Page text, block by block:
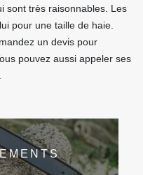
sont très raisonnables. Les
pour une taille de haie.
un devis pour
pouvez aussi appeler ses